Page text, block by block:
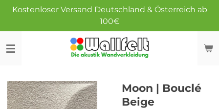
Zum
springen
Kostenloser Versand Deutschland & Österreich ab
100€
Moon | Bouclé
Beige